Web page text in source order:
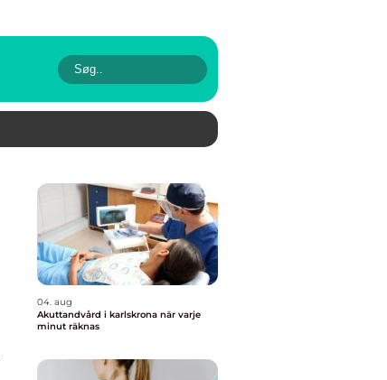
04. aug
Akuttandvård i karlskrona när varje
minut räknas